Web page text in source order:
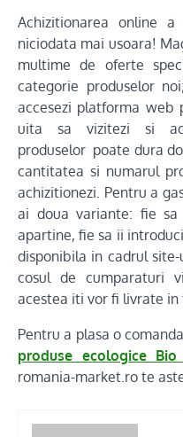
Achizitionarea online
niciodata mai usoara!
multime de oferte
categorie produselor
accesezi platforma web
uita sa vizitezi si
produselor poate dura
cantitatea si numarul
achizitionezi. Pentru a
ai doua variante: fie
apartine, fie sa ii
disponibila in cadrul
cosul de cumparaturi
acestea iti vor fi livrate
Pentru a plasa o
produse ecologice
romania-market.ro te